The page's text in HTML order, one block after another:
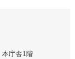
庁舎1階